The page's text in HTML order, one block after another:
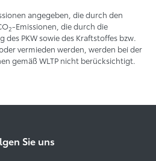
angegeben, die durch den
2-Emissionen, die durch die
PKW sowie des Kraftstoffes bzw.
vermieden werden, werden bei der
gemäß WLTP nicht berücksichtigt.
Sie uns